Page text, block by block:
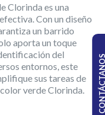
Clorinda es una
Con un diseño
un barrido
aporta un toque
del
entornos, este
sus tareas de
verde Clorinda.